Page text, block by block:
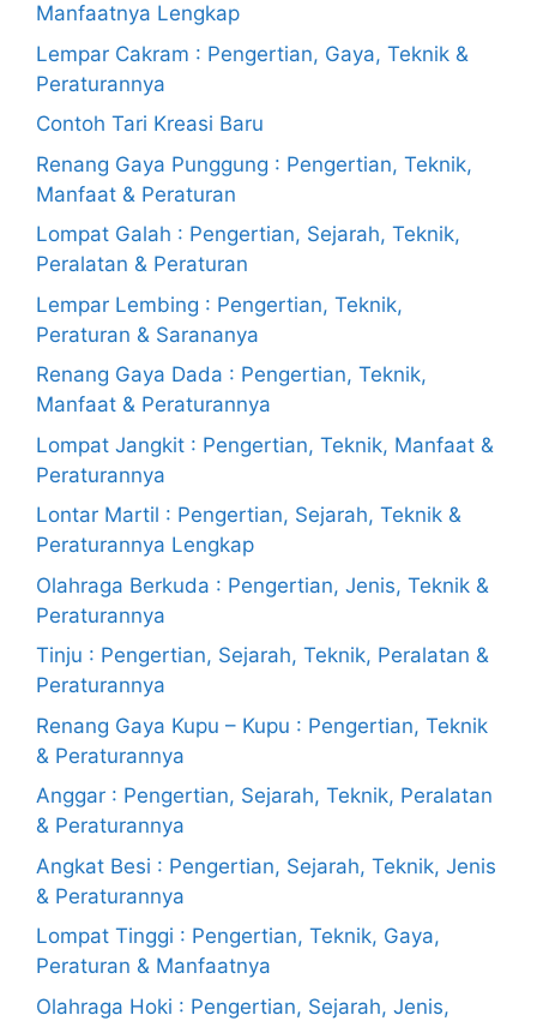
Manfaatnya Lengkap
Lempar Cakram : Pengertian, Gaya, Teknik &
Peraturannya
Contoh Tari Kreasi Baru
Renang Gaya Punggung : Pengertian, Teknik,
Manfaat & Peraturan
Lompat Galah : Pengertian, Sejarah, Teknik,
Peralatan & Peraturan
Lempar Lembing : Pengertian, Teknik,
Peraturan & Sarananya
Renang Gaya Dada : Pengertian, Teknik,
Manfaat & Peraturannya
Lompat Jangkit : Pengertian, Teknik, Manfaat &
Peraturannya
Lontar Martil : Pengertian, Sejarah, Teknik &
Peraturannya Lengkap
Olahraga Berkuda : Pengertian, Jenis, Teknik &
Peraturannya
Tinju : Pengertian, Sejarah, Teknik, Peralatan &
Peraturannya
Renang Gaya Kupu – Kupu : Pengertian, Teknik
& Peraturannya
Anggar : Pengertian, Sejarah, Teknik, Peralatan
& Peraturannya
Angkat Besi : Pengertian, Sejarah, Teknik, Jenis
& Peraturannya
Lompat Tinggi : Pengertian, Teknik, Gaya,
Peraturan & Manfaatnya
Olahraga Hoki : Pengertian, Sejarah, Jenis,